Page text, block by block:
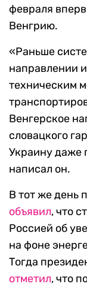
февраля
Венгрию.
«Раньше
направлении
техническим
Венгерское
словацкого
Украину даже
написал он.
В тот же день
объявил, что
Россией об
на фоне
Тогда
отметил, что